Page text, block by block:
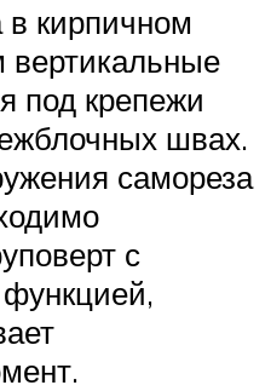
кирпичном
под крепежи
швах.
самореза
с